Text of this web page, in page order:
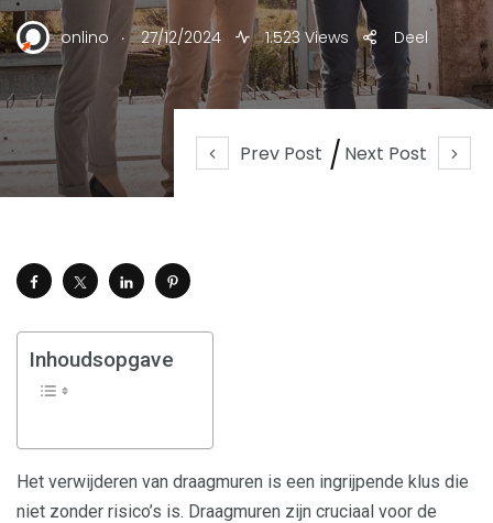
Prev Post Next Post
onlino . 27/12/2024 1.523 Views Deel
Inhoudsopgave
Het verwijderen van draagmuren is een ingrijpende klus die
niet zonder risico’s is. Draagmuren zijn cruciaal voor de